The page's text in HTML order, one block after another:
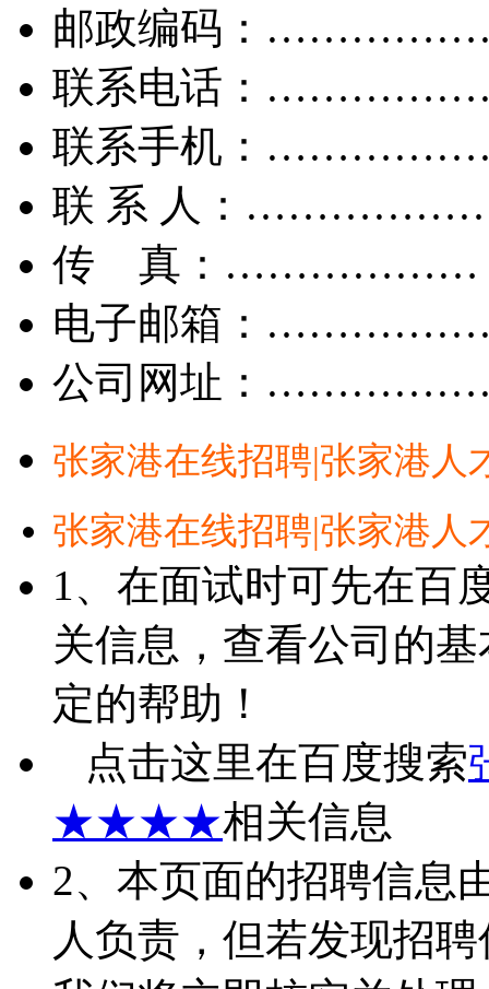
邮政编码：
联系电话：
联系手机：
联 系 人：
传 真：………………
电子邮箱：
公司网址：
张家港在线招聘|张家港人
张家港在线招聘|张家港人
1、在面试时可先在百
关信息，查看公司的
定的帮助！
点击这里在百度搜索
★★★★相关信息
2、本页面的招聘信息
人负责，但若发现招